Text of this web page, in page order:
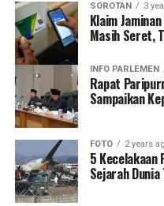
SOROTAN 3
Klaim
Masih Seret,
INFO PARLEMEN
Rapat
Sampaikan
FOTO 2 years
5 Kecelakaan
Sejarah